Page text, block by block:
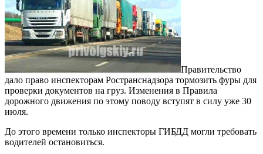
Правительство
дало право инспекторам Ространснадзора тормозить фуры для
проверки документов на груз. Изменения в Правила
дорожного движения по этому поводу вступят в силу уже 30
июля.
До этого времени только инспекторы ГИБДД могли требовать
водителей остановиться.